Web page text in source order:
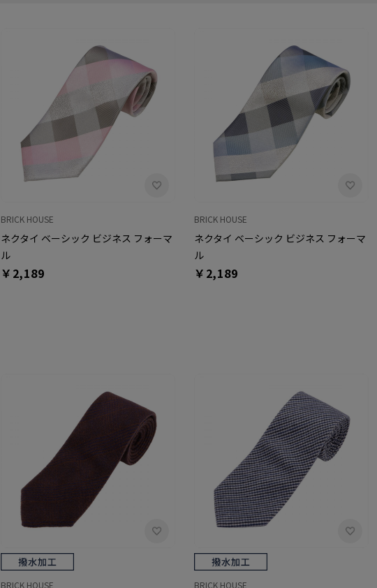
BRICK HOUSE
ネクタイ ベーシック ビジネス フォーマ
ル
￥2,189
BRICK HOUSE
ネクタイ ベーシック ビジネス フォーマ
ル
￥2,189
BRICK HOUSE BRICK HOUSE